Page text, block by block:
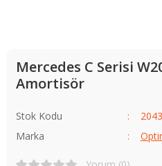
Mercedes C Serisi
Amortisör
Stok Kodu
Marka